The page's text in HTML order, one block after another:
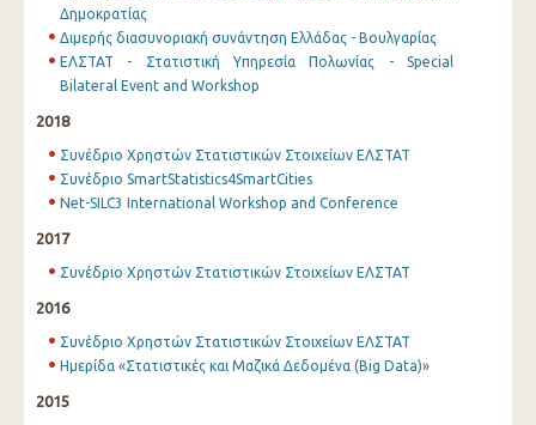
Δημοκρατίας
Διμερής διασυνοριακή συνάντηση Ελλάδας - Βουλγαρίας
ΕΛΣΤΑΤ - Στατιστική Υπηρεσία Πολωνίας - Special
Bilateral Event and Workshop
2018
Συνέδριο Χρηστών Στατιστικών Στοιχείων ΕΛΣΤΑΤ
Συνέδριο SmartStatistics4SmartCities
Net-SILC3 International Workshop and Conference
2017
Συνέδριο Χρηστών Στατιστικών Στοιχείων ΕΛΣΤΑΤ
2016
Συνέδριο Χρηστών Στατιστικών Στοιχείων ΕΛΣΤΑΤ
Ημερίδα «Στατιστικές και Μαζικά Δεδομένα (Big Data)»
2015